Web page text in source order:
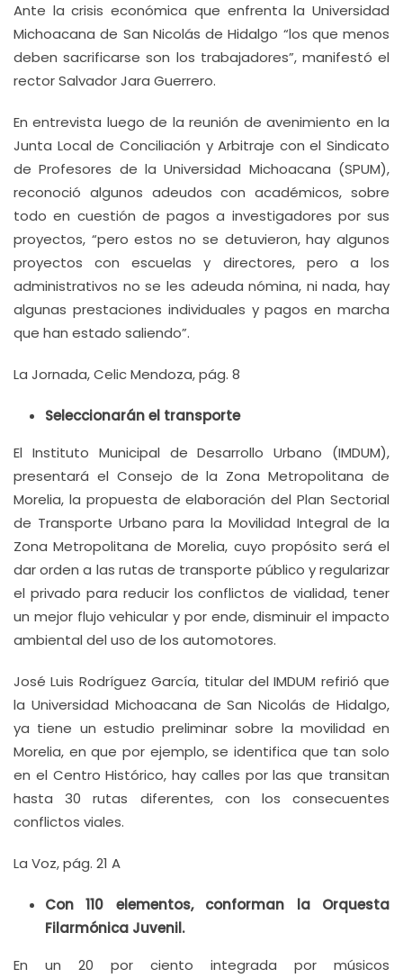
Ante la crisis económica que enfrenta la Universidad
Michoacana de San Nicolás de Hidalgo “los que menos
deben sacrificarse son los trabajadores”, manifestó el
rector Salvador Jara Guerrero.
En entrevista luego de la reunión de avenimiento en la
Junta Local de Conciliación y Arbitraje con el Sindicato
de Profesores de la Universidad Michoacana (SPUM),
reconoció algunos adeudos con académicos, sobre
todo en cuestión de pagos a investigadores por sus
proyectos, “pero estos no se detuvieron, hay algunos
proyectos con escuelas y directores, pero a los
administrativos no se les adeuda nómina, ni nada, hay
algunas prestaciones individuales y pagos en marcha
que han estado saliendo”.
La Jornada, Celic Mendoza, pág. 8
Seleccionarán el transporte
El Instituto Municipal de Desarrollo Urbano (IMDUM),
presentará el Consejo de la Zona Metropolitana de
Morelia, la propuesta de elaboración del Plan Sectorial
de Transporte Urbano para la Movilidad Integral de la
Zona Metropolitana de Morelia, cuyo propósito será el
dar orden a las rutas de transporte público y regularizar
el privado para reducir los conflictos de vialidad, tener
un mejor flujo vehicular y por ende, disminuir el impacto
ambiental del uso de los automotores.
José Luis Rodríguez García, titular del IMDUM refirió que
la Universidad Michoacana de San Nicolás de Hidalgo,
ya tiene un estudio preliminar sobre la movilidad en
Morelia, en que por ejemplo, se identifica que tan solo
en el Centro Histórico, hay calles por las que transitan
hasta 30 rutas diferentes, con los consecuentes
conflictos viales.
La Voz, pág. 21 A
Con 110 elementos, conforman la Orquesta
Filarmónica Juvenil.
En un 20 por ciento integrada por músicos